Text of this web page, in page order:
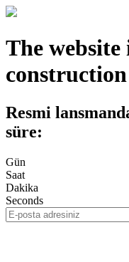
The website
construction
Resmi
süre:
Gün
Saat
Dakika
Seconds